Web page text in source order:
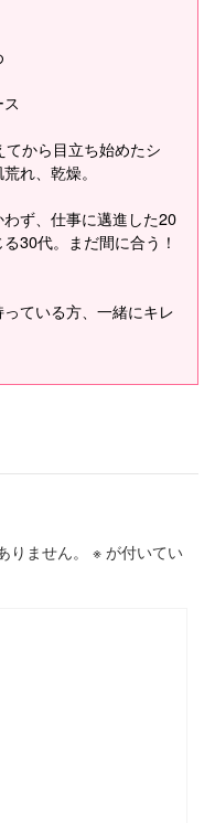
から目立ち始めたシ
れ、乾燥。
ず、仕事に邁進した20
30代。まだ間に合う！
ている方、一緒にキレ
ません。 ※ が付いてい